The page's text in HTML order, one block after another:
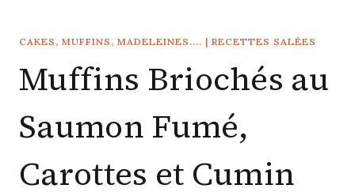
CAKES, MUFFINS, MADELEINES.... | RECETTES SALÉES
Muffins Briochés au
Saumon Fumé,
Carottes et Cumin